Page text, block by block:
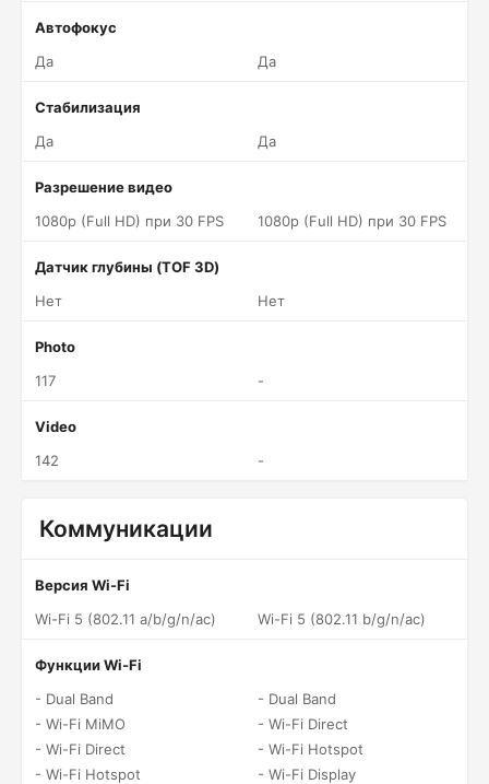
Автофокус
Да
Да
Стабилизация
Да
Да
Разрешение видео
1080p (Full HD) при 30 FPS
1080p (Full HD) при 30 FPS
Датчик глубины (TOF 3D)
Нет
Нет
Photo
117
-
Video
142
-
Коммуникации
Версия Wi-Fi
Wi-Fi 5 (802.11 a/b/g/n/ac)
Wi-Fi 5 (802.11 b/g/n/ac)
Функции Wi-Fi
- Dual Band
- Wi-Fi MiMO
- Wi-Fi Direct
- Wi-Fi Hotspot
- Dual Band
- Wi-Fi Direct
- Wi-Fi Hotspot
- Wi-Fi Display